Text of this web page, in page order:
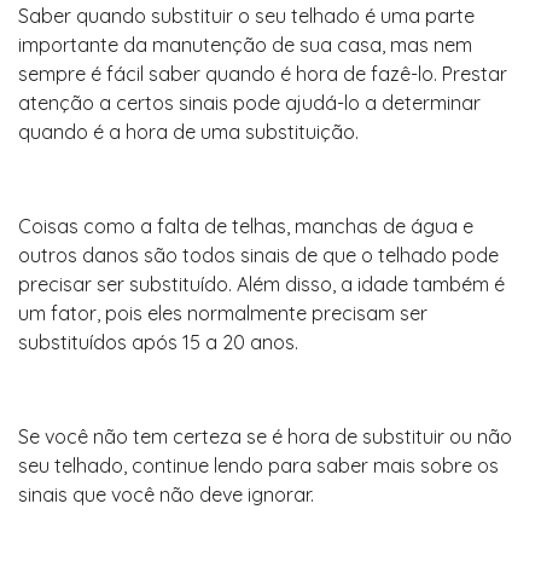
Saber quando substituir o seu telhado é uma parte
importante da manutenção de sua casa, mas nem
sempre é fácil saber quando é hora de fazê-lo. Prestar
atenção a certos sinais pode ajudá-lo a determinar
quando é a hora de uma substituição.
Coisas como a falta de telhas, manchas de água e
outros danos são todos sinais de que o telhado pode
precisar ser substituído. Além disso, a idade também é
um fator, pois eles normalmente precisam ser
substituídos após 15 a 20 anos.
Se você não tem certeza se é hora de substituir ou não
seu telhado, continue lendo para saber mais sobre os
sinais que você não deve ignorar.